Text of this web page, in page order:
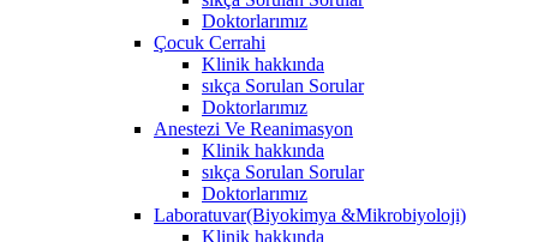
Doktorlarımız
Çocuk Cerrahi
Klinik hakkında
sıkça Sorulan Sorular
Doktorlarımız
Anestezi Ve Reanimasyon
Klinik hakkında
sıkça Sorulan Sorular
Doktorlarımız
Laboratuvar(Biyokimya &Mikrobiyoloji)
Klinik hakkında